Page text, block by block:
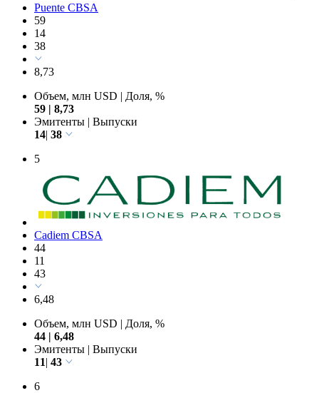
Puente CBSA
59
14
38
8,73
Объем, млн USD | Доля, %
59 | 8,73
Эмитенты | Выпуски
14| 38
5
Cadiem CBSA
44
11
43
6,48
Объем, млн USD | Доля, %
44 | 6,48
Эмитенты | Выпуски
11| 43
6